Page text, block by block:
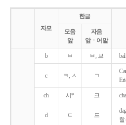
자모
한글
모음
앞
자음
앞ㆍ어말
b ㅂ ㅂ, 브
c ㅋ, ㅅ ㄱ
ch 시* 크
d ㄷ 드